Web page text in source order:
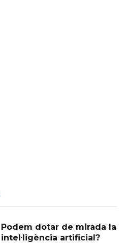
Podem dotar de mirada la
intel·ligència artificial?